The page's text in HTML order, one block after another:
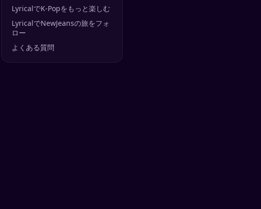
LyricalでK-Popをもっと楽しむ
LyricalでNewJeansの旅をフォ
ロー
よくある質問